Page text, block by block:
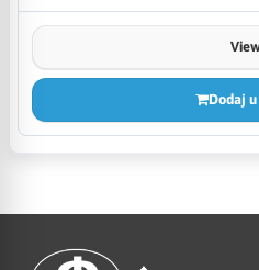
Dodaj